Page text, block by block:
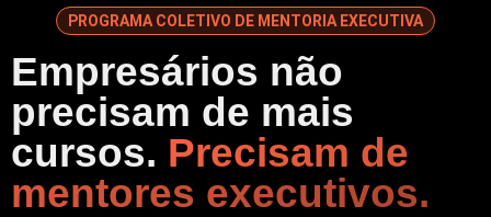
PROGRAMA COLETIVO DE MENTORIA EXECUTIVA
Empresários não
precisam de mais
cursos. Precisam de
mentores executivos.